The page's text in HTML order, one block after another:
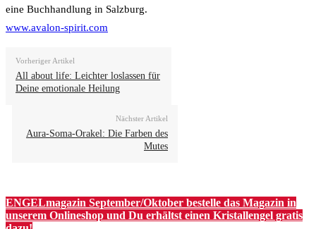
eine Buchhandlung in Salzburg.
www.avalon-spirit.com
Vorheriger Artikel
All about life: Leichter loslassen für
Deine emotionale Heilung
Nächster Artikel
Aura-Soma-Orakel: Die Farben des
Mutes
ENGELmagazin September/Oktober bestelle das Magazin in
unserem Onlineshop und Du erhältst einen Kristallengel gratis